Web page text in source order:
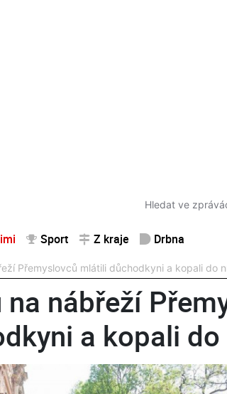
Sport Z kraje Drbna
Přemyslovců mlátili důchodkyni a kopali do
nábřeží
a kopali